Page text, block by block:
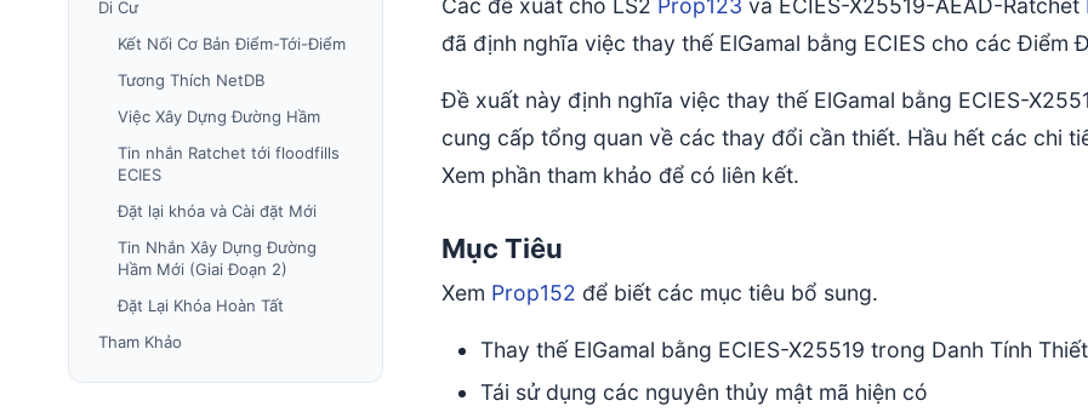
Di Cư
Kết Nối Cơ Bản Điểm-Tới-Điểm
Tương Thích NetDB
Việc Xây Dựng Đường Hầm
Tin nhắn Ratchet tới floodfills
ECIES
Đặt lại khóa và Cài đặt Mới
Tin Nhắn Xây Dựng Đường
Hầm Mới (Giai Đoạn 2)
Đặt Lại Khóa Hoàn Tất
Tham Khảo
Các đề xuất cho LS2 Prop123 và ECIES-X25519-AEAD-Ratchet
đã định nghĩa việc thay thế ElGamal bằng ECIES cho các Điểm
Đề xuất này định nghĩa việc thay thế ElGamal bằng ECIES-
cung cấp tổng quan về các thay đổi cần thiết. Hầu hết các chi
Xem phần tham khảo để có liên kết.
Mục Tiêu
Xem Prop152 để biết các mục tiêu bổ sung.
Thay thế ElGamal bằng ECIES-X25519 trong Danh Tính
Tái sử dụng các nguyên thủy mật mã hiện có